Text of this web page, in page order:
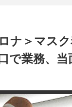
ナ＞マス
で業務、当